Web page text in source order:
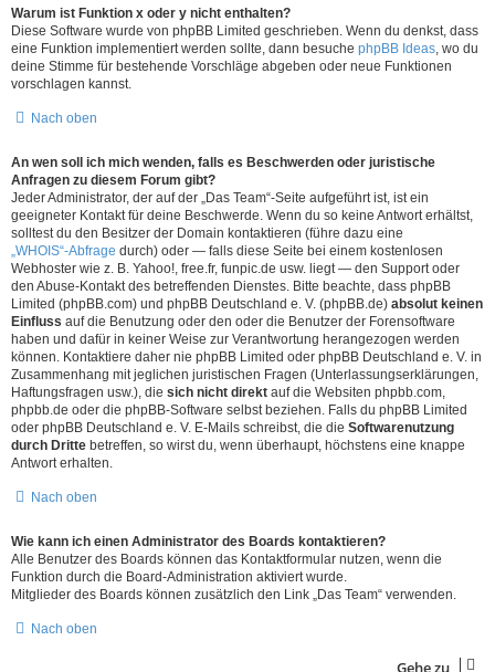
Warum ist Funktion x oder y nicht enthalten?
Diese Software wurde von phpBB Limited geschrieben. Wenn du denkst, dass
eine Funktion implementiert werden sollte, dann besuche phpBB Ideas, wo du
deine Stimme für bestehende Vorschläge abgeben oder neue Funktionen
vorschlagen kannst.
Nach oben
An wen soll ich mich wenden, falls es Beschwerden oder juristische
Anfragen zu diesem Forum gibt?
Jeder Administrator, der auf der „Das Team“-Seite aufgeführt ist, ist ein
geeigneter Kontakt für deine Beschwerde. Wenn du so keine Antwort erhältst,
solltest du den Besitzer der Domain kontaktieren (führe dazu eine
„WHOIS“-Abfrage durch) oder — falls diese Seite bei einem kostenlosen
Webhoster wie z. B. Yahoo!, free.fr, funpic.de usw. liegt — den Support oder
den Abuse-Kontakt des betreffenden Dienstes. Bitte beachte, dass phpBB
Limited (phpBB.com) und phpBB Deutschland e. V. (phpBB.de) absolut keinen
Einfluss auf die Benutzung oder den oder die Benutzer der Forensoftware
haben und dafür in keiner Weise zur Verantwortung herangezogen werden
können. Kontaktiere daher nie phpBB Limited oder phpBB Deutschland e. V. in
Zusammenhang mit jeglichen juristischen Fragen (Unterlassungserklärungen,
Haftungsfragen usw.), die sich nicht direkt auf die Websiten phpbb.com,
phpbb.de oder die phpBB-Software selbst beziehen. Falls du phpBB Limited
oder phpBB Deutschland e. V. E-Mails schreibst, die die Softwarenutzung
durch Dritte betreffen, so wirst du, wenn überhaupt, höchstens eine knappe
Antwort erhalten.
Nach oben
Wie kann ich einen Administrator des Boards kontaktieren?
Alle Benutzer des Boards können das Kontaktformular nutzen, wenn die
Funktion durch die Board-Administration aktiviert wurde.
Mitglieder des Boards können zusätzlich den Link „Das Team“ verwenden.
Nach oben
Gehe zu